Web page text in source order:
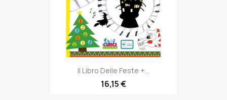
Il Libro Delle Feste +...
16,15 €